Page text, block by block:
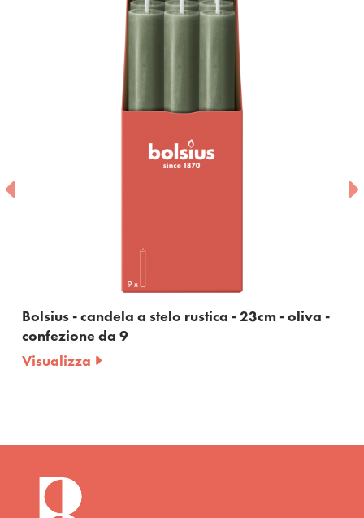
Bolsius - candela a stelo rustica - 23cm - oliva -
confezione da 9
Visualizza